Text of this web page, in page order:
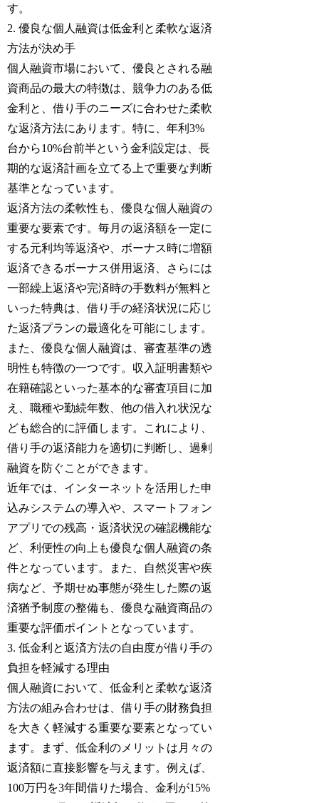
す。
2. 優良な個人融資は低金利と柔軟な返済
方法が決め手
個人融資市場において、優良とされる融
資商品の最大の特徴は、競争力のある低
金利と、借り手のニーズに合わせた柔軟
な返済方法にあります。特に、年利3%
台から10%台前半という金利設定は、長
期的な返済計画を立てる上で重要な判断
基準となっています。
返済方法の柔軟性も、優良な個人融資の
重要な要素です。毎月の返済額を一定に
する元利均等返済や、ボーナス時に増額
返済できるボーナス併用返済、さらには
一部繰上返済や完済時の手数料が無料と
いった特典は、借り手の経済状況に応じ
た返済プランの最適化を可能にします。
また、優良な個人融資は、審査基準の透
明性も特徴の一つです。収入証明書類や
在籍確認といった基本的な審査項目に加
え、職種や勤続年数、他の借入れ状況な
ども総合的に評価します。これにより、
借り手の返済能力を適切に判断し、過剰
融資を防ぐことができます。
近年では、インターネットを活用した申
込みシステムの導入や、スマートフォン
アプリでの残高・返済状況の確認機能な
ど、利便性の向上も優良な個人融資の条
件となっています。また、自然災害や疾
病など、予期せぬ事態が発生した際の返
済猶予制度の整備も、優良な融資商品の
重要な評価ポイントとなっています。
3. 低金利と返済方法の自由度が借り手の
負担を軽減する理由
個人融資において、低金利と柔軟な返済
方法の組み合わせは、借り手の財務負担
を大きく軽減する重要な要素となってい
ます。まず、低金利のメリットは月々の
返済額に直接影響を与えます。例えば、
100万円を3年間借りた場合、金利が15%